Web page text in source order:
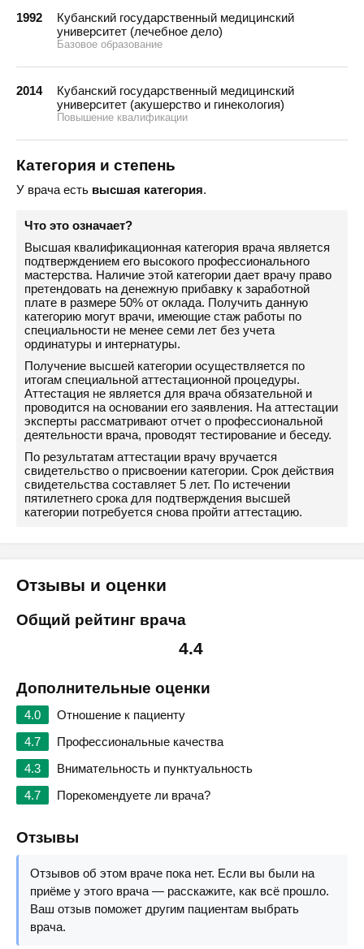
1992
Кубанский государственный медицинский
университет (лечебное дело)
Базовое образование
2014
Кубанский государственный медицинский
университет (акушерство и гинекология)
Повышение квалификации
Категория и степень
У врача есть высшая категория.
Что это означает?
Высшая квалификационная категория врача является
подтверждением его высокого профессионального
мастерства. Наличие этой категории дает врачу право
претендовать на денежную прибавку к заработной
плате в размере 50% от оклада. Получить данную
категорию могут врачи, имеющие стаж работы по
специальности не менее семи лет без учета
ординатуры и интернатуры.
Получение высшей категории осуществляется по
итогам специальной аттестационной процедуры.
Аттестация не является для врача обязательной и
проводится на основании его заявления. На аттестации
эксперты рассматривают отчет о профессиональной
деятельности врача, проводят тестирование и беседу.
По результатам аттестации врачу вручается
свидетельство о присвоении категории. Срок действия
свидетельства составляет 5 лет. По истечении
пятилетнего срока для подтверждения высшей
категории потребуется снова пройти аттестацию.
Отзывы и оценки
Общий рейтинг врача
4.4
Дополнительные оценки
4.0
Отношение к пациенту
4.7
Профессиональные качества
4.3
Внимательность и пунктуальность
4.7
Порекомендуете ли врача?
Отзывы
Отзывов об этом враче пока нет. Если вы были на
приёме у этого врача — расскажите, как всё прошло.
Ваш отзыв поможет другим пациентам выбрать
врача.